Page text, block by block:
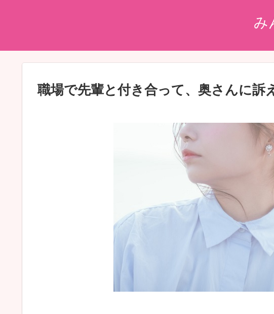
み
職場で先輩と付き合って、奥さんに訴